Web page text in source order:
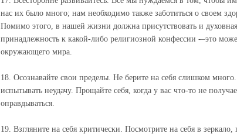
нас их было много; нам необходимо также заботиться о своем
Помимо этого, в нашей жизни должна присутствовать и духовная
принадлежность к какой-либо религиозной конфессии -–это
окружающего мира.
18. Осознавайте свои пределы. Не берите на себя слишком
испытывать неудачу. Прощайте себя, когда у вас что-то не
оправдываться.
19. Взгляните на себя критически. Посмотрите на себя в